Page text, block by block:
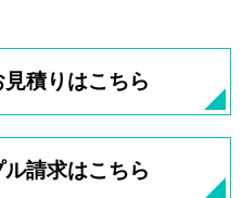
積りはこちら
請求はこちら